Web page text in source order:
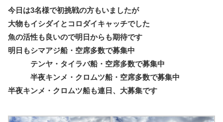
今日は3名様で初挑戦の方もいましたが
大物もイシダイとコロダイキャッチでした
魚の活性も良いので明日からも期待です
明日もシマアジ船・空席多数で募集中
テンヤ・タイラバ船・空席多数で募集中
半夜キンメ・クロムツ船・空席多数で募集中
半夜キンメ・クロムツ船も連日、大募集です